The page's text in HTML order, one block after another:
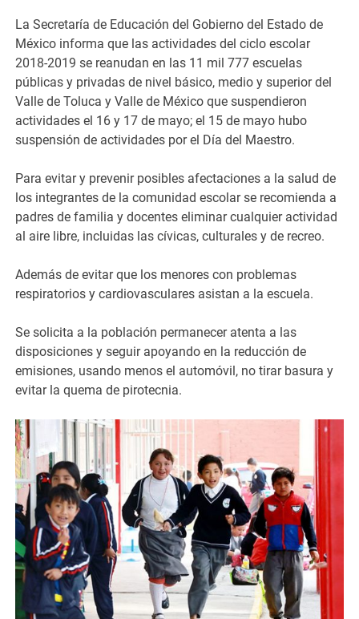
La Secretaría de Educación del Gobierno del Estado de
México informa que las actividades del ciclo escolar
2018-2019 se reanudan en las 11 mil 777 escuelas
públicas y privadas de nivel básico, medio y superior del
Valle de Toluca y Valle de México que suspendieron
actividades el 16 y 17 de mayo; el 15 de mayo hubo
suspensión de actividades por el Día del Maestro.
Para evitar y prevenir posibles afectaciones a la salud de
los integrantes de la comunidad escolar se recomienda a
padres de familia y docentes eliminar cualquier actividad
al aire libre, incluidas las cívicas, culturales y de recreo.
Además de evitar que los menores con problemas
respiratorios y cardiovasculares asistan a la escuela.
Se solicita a la población permanecer atenta a las
disposiciones y seguir apoyando en la reducción de
emisiones, usando menos el automóvil, no tirar basura y
evitar la quema de pirotecnia.